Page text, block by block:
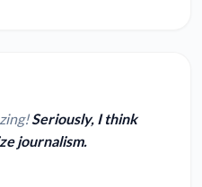
Seriously, I think
journalism.